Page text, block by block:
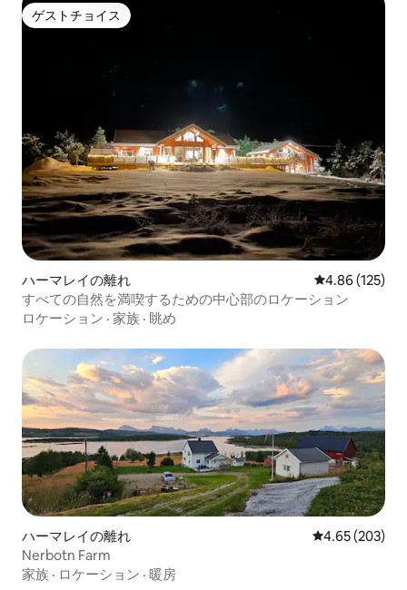
ゲストチョイス
ゲストチョイス
ハーマレイの離れ レビュー125
4.86 (125)
すべての自然を満喫するための中心部のロケーション
ロケーション · 家族 · 眺め
ハーマレイの離れ レビュー203
4.65 (203)
Nerbotn Farm
家族 · ロケーション · 暖房